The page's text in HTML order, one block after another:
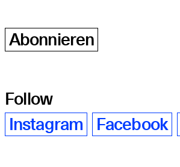
Abonnieren
Follow
Instagram
Facebook